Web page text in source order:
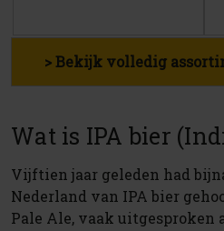
> Bekijk volledig
Wat is IPA bier
Vijftien jaar geleden had
Nederland van IPA bier
Pale Ale, vaak uitgesproken